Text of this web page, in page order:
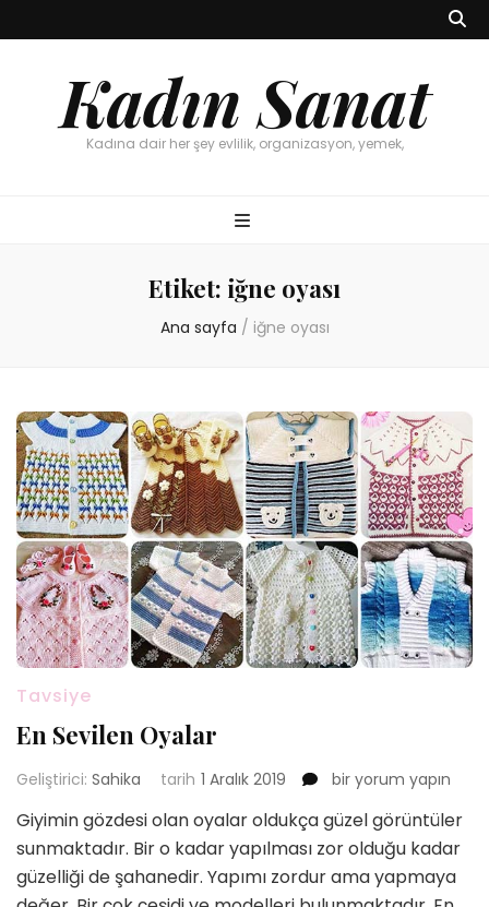
Kadın Sanat
Kadına dair her şey evlilik, organizasyon, yemek,
Etiket: iğne oyası
Ana sayfa / iğne oyası
Tavsiye
En Sevilen Oyalar
Geliştirici: Sahika tarih 1 Aralık 2019
En
Oyalar
için
bir yorum yapın
Giyimin gözdesi olan oyalar oldukça güzel görüntüler
sunmaktadır. Bir o kadar yapılması zor olduğu kadar
güzelliği de şahanedir. Yapımı zordur ama yapmaya